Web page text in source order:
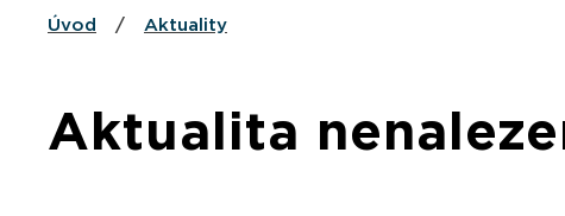
Úvod / Aktuality
Aktualita